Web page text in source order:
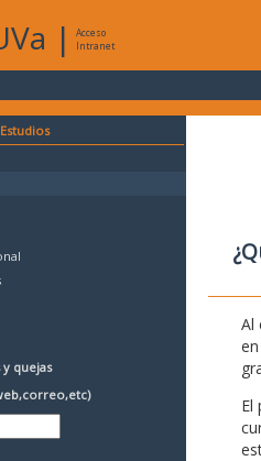
|
Acceso
Intranet
Estudios
quejas
Al
El